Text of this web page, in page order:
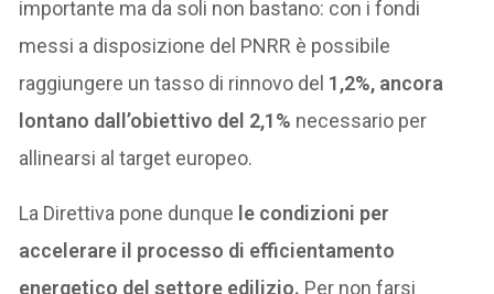
importante ma da soli non bastano: con i fondi
messi a disposizione del PNRR è possibile
raggiungere un tasso di rinnovo del 1,2%, ancora
lontano dall’obiettivo del 2,1% necessario per
allinearsi al target europeo.
La Direttiva pone dunque le condizioni per
accelerare il processo di efficientamento
energetico del settore edilizio. Per non farsi